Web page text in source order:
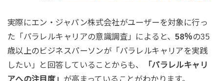
実際にエン・ジャパン株式会社がユーザーを対象に行っ
た「パラレルキャリアの意識調査」によると、58％の35
歳以上のビジネスパーソンが「パラレルキャリアを実践
したい」と回答していることからも、
「パラレルキャリ
アへの注目度」 が高まっていることがわかります。